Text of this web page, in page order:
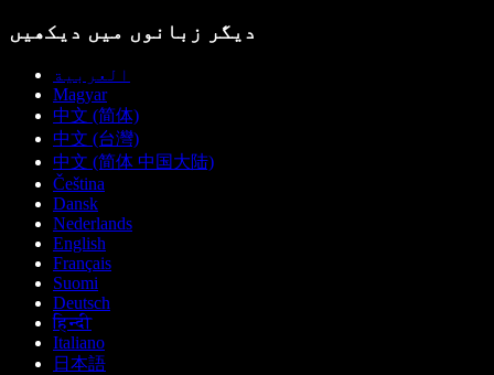
دیگر زبانوں میں دیکھیں
العربية
Magyar
中文 (简体)
中文 (台灣)
中文 (简体 中国大陆)
Čeština
Dansk
Nederlands
English
Français
Suomi
Deutsch
हिन्दी
Italiano
日本語